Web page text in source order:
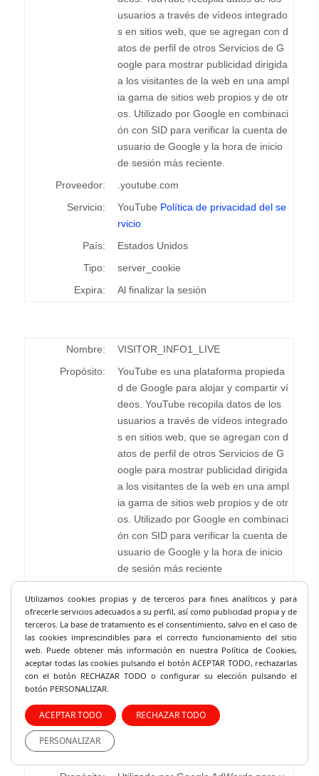
usuarios a través de vídeos integrado
s en sitios web, que se agregan con d
atos de perfil de otros Servicios de G
oogle para mostrar publicidad dirigida
a los visitantes de la web en una ampl
ia gama de sitios web propios y de otr
os. Utilizado por Google en combinaci
ón con SID para verificar la cuenta de
usuario de Google y la hora de inicio
de sesión más reciente.
Proveedor:
.youtube.com
Servicio:
YouTube Política de privacidad del se
rvicio
País:
Estados Unidos
Tipo:
server_cookie
Expira:
Al finalizar la sesión
Nombre:
VISITOR_INFO1_LIVE
Propósito:
YouTube es una plataforma propieda
d de Google para alojar y compartir ví
deos. YouTube recopila datos de los
usuarios a través de vídeos integrado
s en sitios web, que se agregan con d
atos de perfil de otros Servicios de G
oogle para mostrar publicidad dirigida
a los visitantes de la web en una ampl
ia gama de sitios web propios y de otr
os. Utilizado por Google en combinaci
ón con SID para verificar la cuenta de
usuario de Google y la hora de inicio
de sesión más reciente
Servicio:
YouTubePolítica de privacidad del se
rvicio
País:
Estados Unidos
Tipo:
server_cookie
Expira:
Nombre:
Utilizamos cookies propias y de terceros para fines analíticos y para
ofrecerle servicios adecuados a su perfil, así como publicidad propia y de
terceros. La base de tratamiento es el consentimiento, salvo en el caso de
las cookies imprescindibles para el correcto funcionamiento del sitio
web. Puede obtener más información en nuestra Política de Cookies,
aceptar todas las cookies pulsando el botón ACEPTAR TODO, rechazarlas
con el botón RECHAZAR TODO o configurar su elección pulsando el
botón PERSONALIZAR.
ACEPTAR TODO RECHAZAR TODO
PERSONALIZAR